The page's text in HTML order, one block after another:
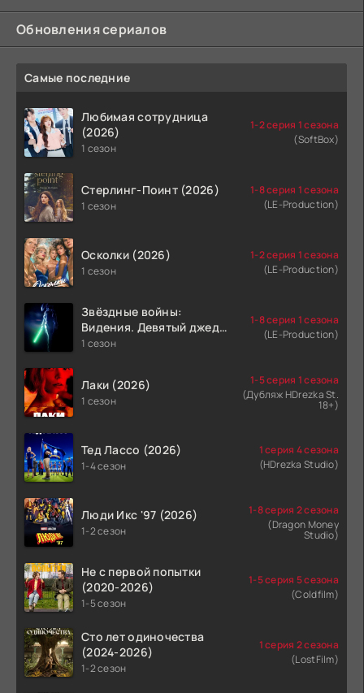
Обновления сериалов
Самые последние
Любимая сотрудница
(2026)
1 сезон
1-2 серия 1 сезона
(SoftBox)
Стерлинг-Поинт (2026)
1 сезон
1-8 серия 1 сезона
(LE-Production)
Осколки (2026)
1 сезон
1-2 серия 1 сезона
(LE-Production)
Звёздные войны:
Видения. Девятый джедай
(2026)
1 сезон
1-8 серия 1 сезона
(LE-Production)
Лаки (2026)
1 сезон
1-5 серия 1 сезона
(Дубляж HDrezka St.
18+)
Тед Лассо (2026)
1-4 сезон
1 серия 4 сезона
(HDrezka Studio)
Люди Икс '97 (2026)
1-2 сезон
1-8 серия 2 сезона
(Dragon Money
Studio)
Не с первой попытки
(2020-2026)
1-5 сезон
1-5 серия 5 сезона
(Coldfilm)
Сто лет одиночества
(2024-2026)
1-2 сезон
1 серия 2 сезона
(LostFilm)